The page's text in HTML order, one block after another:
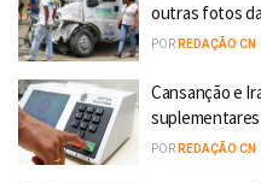
outras fotos
POR REDAÇÃO CN
Cansanção e
POR REDAÇÃO CN